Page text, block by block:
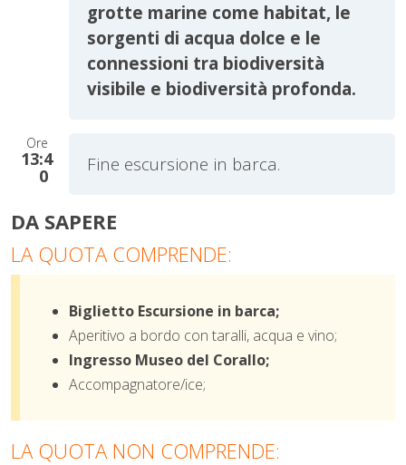
grotte marine come habitat, le
sorgenti di acqua dolce e le
connessioni tra biodiversità
visibile e biodiversità profonda.
Ore
13:4
0
Fine escursione in barca.
DA SAPERE
LA QUOTA COMPRENDE:
Biglietto Escursione in barca;
Aperitivo a bordo con taralli, acqua e vino;
Ingresso Museo del Corallo;
Accompagnatore/ice;
LA QUOTA NON COMPRENDE: